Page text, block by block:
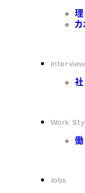
Interview
社
Work
働
Jobs